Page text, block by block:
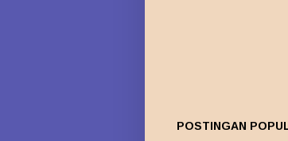
POSTINGAN